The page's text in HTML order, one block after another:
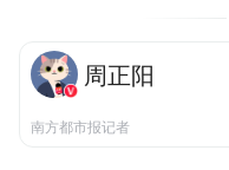
周正阳
南方都市报记者